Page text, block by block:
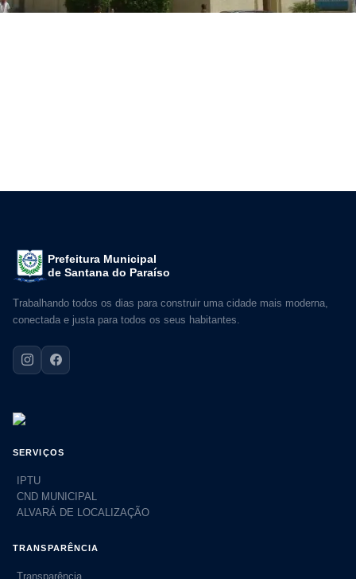
Prefeitura Municipal
de Santana do Paraíso
Trabalhando todos os dias para construir uma cidade mais moderna,
conectada e justa para todos os seus habitantes.
SERVIÇOS
IPTU
CND MUNICIPAL
ALVARÁ DE LOCALIZAÇÃO
TRANSPARÊNCIA
Transparência